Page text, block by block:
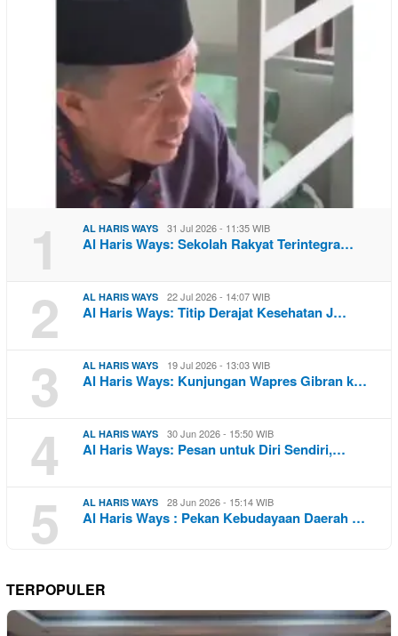
1 AL HARIS WAYS 31 Jul 2026 - 11:35 WIB
Al Haris Ways: Sekolah Rakyat Terintegra…
2 AL HARIS WAYS 22 Jul 2026 - 14:07 WIB
Al Haris Ways: Titip Derajat Kesehatan J…
3 AL HARIS WAYS 19 Jul 2026 - 13:03 WIB
Al Haris Ways: Kunjungan Wapres Gibran k…
4 AL HARIS WAYS 30 Jun 2026 - 15:50 WIB
Al Haris Ways: Pesan untuk Diri Sendiri,…
5 AL HARIS WAYS 28 Jun 2026 - 15:14 WIB
Al Haris Ways : Pekan Kebudayaan Daerah …
TERPOPULER